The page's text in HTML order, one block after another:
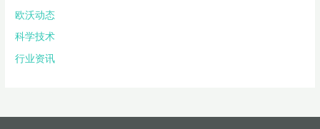
欧沃动态
科学技术
行业资讯